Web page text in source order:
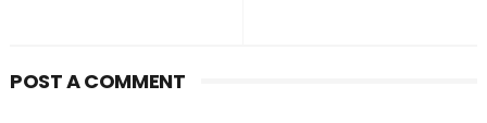
POST A COMMENT